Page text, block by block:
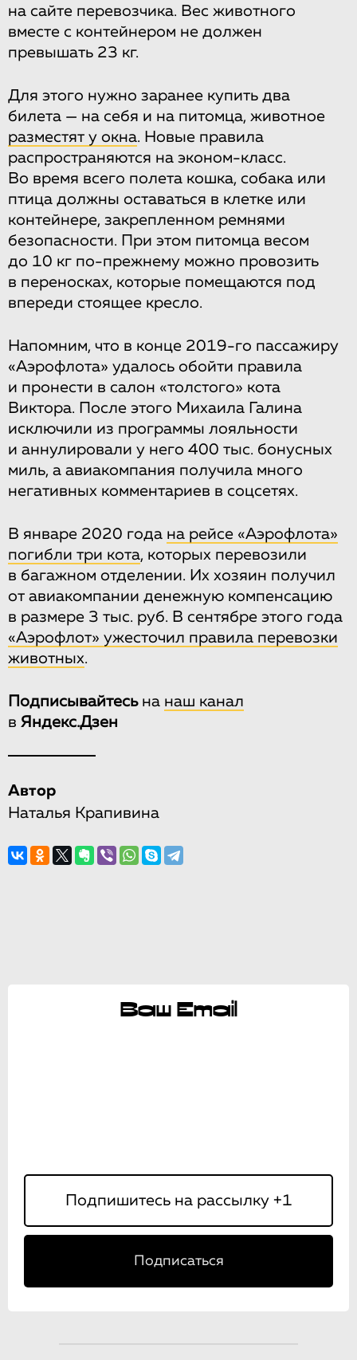
на сайте перевозчика. Вес животного
вместе с контейнером не должен
превышать 23 кг.
Для этого нужно заранее купить два
билета — на себя и на питомца, животное
разместят у окна. Новые правила
распространяются на эконом-класс.
Во время всего полета кошка, собака или
птица должны оставаться в клетке или
контейнере, закрепленном ремнями
безопасности. При этом питомца весом
до 10 кг по-прежнему можно провозить
в переносках, которые помещаются под
впереди стоящее кресло.
Напомним, что в конце 2019-го пассажиру
«Аэрофлота» удалось обойти правила
и пронести в салон «толстого» кота
Виктора. После этого Михаила Галина
исключили из программы лояльности
и аннулировали у него 400 тыс. бонусных
миль, а авиакомпания получила много
негативных комментариев в соцсетях.
В январе 2020 года на рейсе «Аэрофлота»
погибли три кота, которых перевозили
в багажном отделении. Их хозяин получил
от авиакомпании денежную компенсацию
в размере 3 тыс. руб. В сентябре этого года
«Аэрофлот» ужесточил правила перевозки
животных.
Подписывайтесьна наш канал
в Яндекс.Дзен
Автор
Наталья Крапивина
Ваш Email
Подписаться